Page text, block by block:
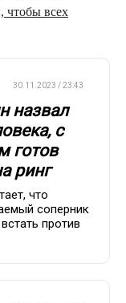
чтобы всех
30.11.2023 / 23:43
назвал
с
готов
ринг
что
соперник
против